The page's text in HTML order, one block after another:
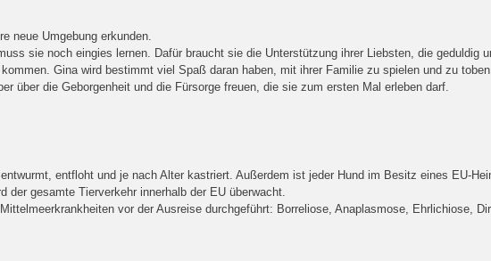
neue Umgebung erkunden.
sie noch eingies lernen. Dafür braucht sie die Unterstützung ihrer Liebsten, die geduldig
Gina wird bestimmt viel Spaß daran haben, mit ihrer Familie zu spielen und zu
über die Geborgenheit und die Fürsorge freuen, die sie zum ersten Mal erleben darf.
entfloht und je nach Alter kastriert. Außerdem ist jeder Hund im Besitz eines EU-
gesamte Tierverkehr innerhalb der EU überwacht.
vor der Ausreise durchgeführt: Borreliose, Anaplasmose, Ehrlichiose,